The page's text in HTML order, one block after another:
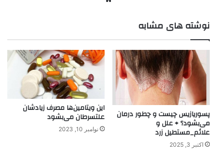
نوشته های مشابه
پسوریازیس چیست و چطور درمان
می‌بشود؟ + علل و
علائم_مستطیل زرد
اکتبر 3, 2025
این ویتامین‌ها مصرف زیادشان
علتسرطان می‌بشود
نوامبر 10, 2023